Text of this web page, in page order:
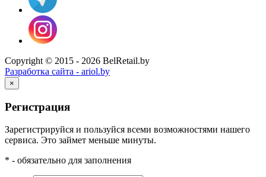
Copyright © 2015 - 2026 BelRetail.by
Разработка сайта - ariol.by
×
Регистрация
Зарегистрируйся и пользуйся всеми возможностями нашего
сервиса. Это займет меньше минуты.
* - обязательно для заполнения